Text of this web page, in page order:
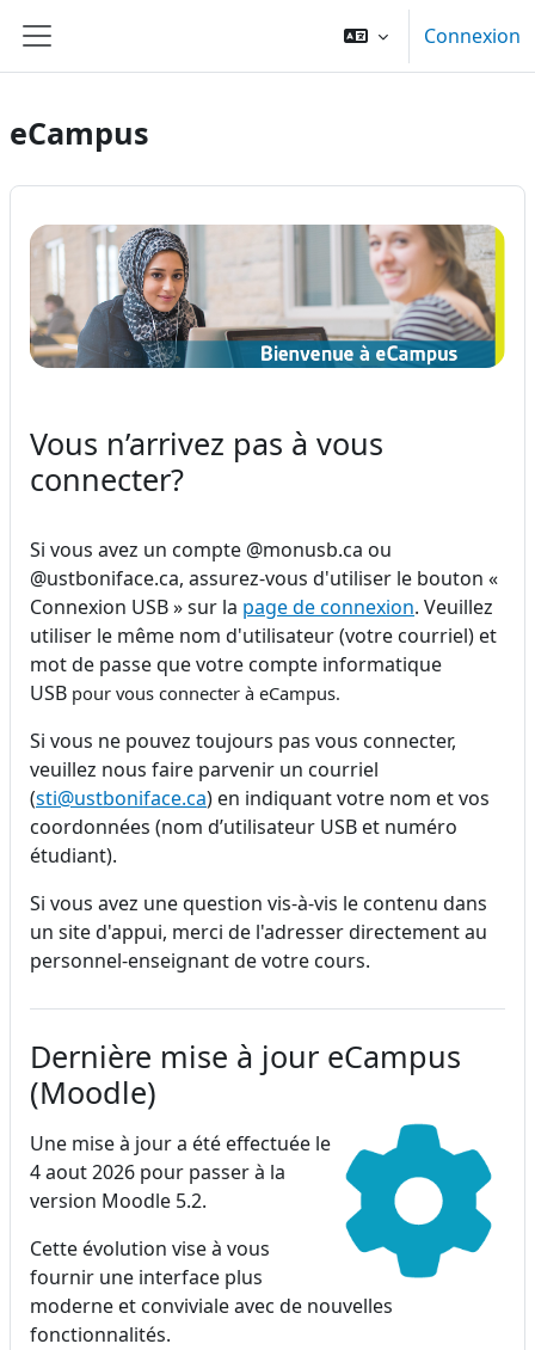
Panneau latéral
Connexion
eCampus
Vous n’arrivez pas à vous
connecter?
Si vous avez un compte @monusb.ca ou
@ustboniface.ca, assurez-vous d'utiliser le bouton «
Connexion USB » sur la page de connexion. Veuillez
utiliser le même nom d'utilisateur (votre courriel) et
mot de passe que votre compte informatique
USB pour vous connecter à eCampus.
Si vous ne pouvez toujours pas vous connecter,
veuillez nous faire parvenir un courriel
(sti@ustboniface.ca) en indiquant votre nom et vos
coordonnées (nom d’utilisateur USB et numéro
étudiant).
Si vous avez une question vis-à-vis le contenu dans
un site d'appui, merci de l'adresser directement au
personnel-enseignant de votre cours.
Dernière mise à jour eCampus
(Moodle)
Une mise à jour a été effectuée le
4 aout 2026 pour passer à la
version Moodle 5.2.
Cette évolution vise à vous
fournir une interface plus
moderne et conviviale avec de nouvelles
fonctionnalités.